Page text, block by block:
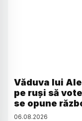
Văduva lui
pe ruși să
se opune
06.08.2026